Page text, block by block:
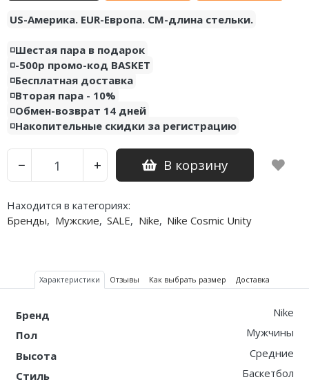
US-Америка. EUR-Европа. CM-длина стельки.
◽️Шестая пара в подарок
◽️-500р промо-код BASKET
◽️Бесплатная доставка
◽️Вторая пара - 10%
◽️Обмен-возврат 14 дней
◽️Накопительные скидки за регистрацию
− + В корзину
Находится в категориях:
Бренды, Мужские, SALE, Nike, Nike Cosmic Unity
Характеристики Отзывы Как выбрать размер Доставка
Бренд
Nike
Пол
Мужчины
Высота
Средние
Стиль
Баскетбол